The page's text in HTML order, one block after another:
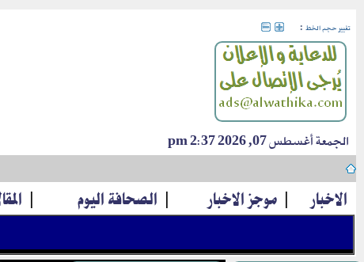
تغيير حجم الخط :
الجمعة أغسطس 07, 2026 2:37 pm
الاخبار | موجز الاخبار | الصحافة اليوم |